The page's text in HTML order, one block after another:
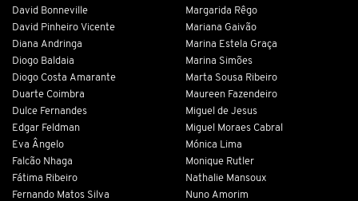
David Bonneville
David Pinheiro Vicente
Diana Andringa
Diogo Baldaia
Diogo Costa Amarante
Duarte Coimbra
Dulce Fernandes
Edgar Feldman
Eva Ângelo
Falcão Nhaga
Fátima Ribeiro
Fernando Matos Silva
Margarida Rêgo
Mariana Gaivão
Marina Estela Graça
Marina Simões
Marta Sousa Ribeiro
Maureen Fazendeiro
Miguel de Jesus
Miguel Moraes Cabral
Mónica Lima
Monique Rutler
Nathalie Mansoux
Nuno Amorim